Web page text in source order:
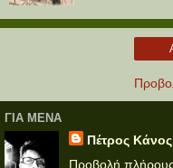
ΓΙΑ ΜΕΝΑ
Πέτρος Κάνος
Προβολή